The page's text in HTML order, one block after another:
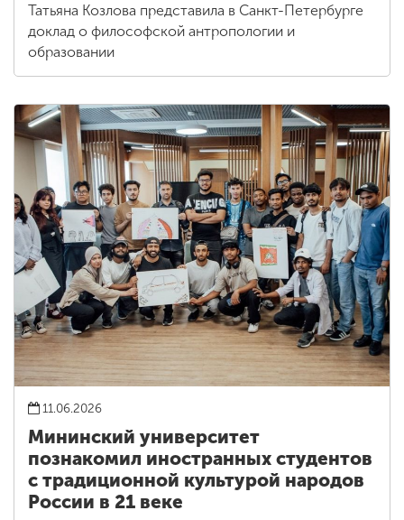
Татьяна Козлова представила в Санкт-Петербурге
доклад о философской антропологии и
образовании
11.06.2026
Мининский университет
познакомил иностранных студентов
с традиционной культурой народов
России в 21 веке